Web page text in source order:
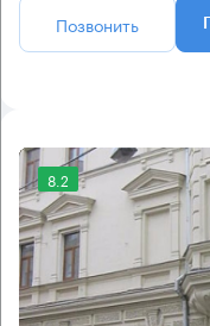
Позвонить
8.2